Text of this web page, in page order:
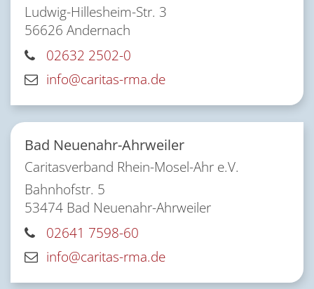
Ludwig-Hillesheim-Str. 3
56626 Andernach
02632 2502-0
info@caritas-rma.de
Bad Neuenahr-Ahrweiler
Caritasverband Rhein-Mosel-Ahr e.V.
Bahnhofstr. 5
53474 Bad Neuenahr-Ahrweiler
02641 7598-60
info@caritas-rma.de